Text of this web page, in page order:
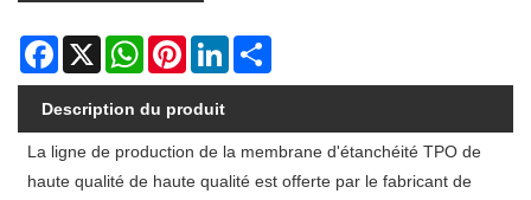
Facebook
X WhatsAppPinterestLinkedIn
Description du produit
La ligne de production de la membrane d'étanchéité TPO de
haute qualité de haute qualité est offerte par le fabricant de